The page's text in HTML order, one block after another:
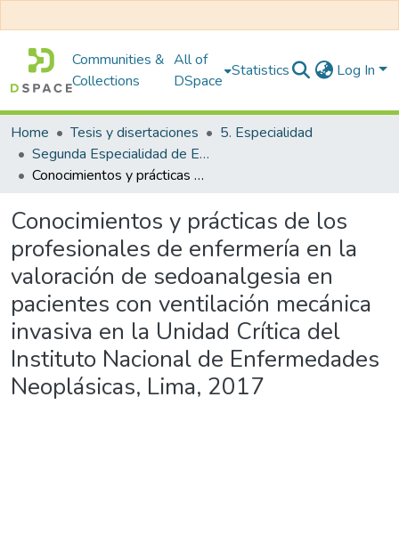
Communities &
Collections
All of
DSpace
Statistics Log In
Home Tesis y disertaciones
5. Especialidad
Segunda Especialidad de Enfermería en Cuidados Intensivos
Conocimientos y prácticas de los profesionales de enfermería en la valoración de sedoanalgesia en pacientes con ventilación mecánica invasiva en la Unidad Crítica del Instituto Nacional de Enfermedades Neoplásicas, Lima, 2017
Conocimientos y prácticas de los
profesionales de enfermería en la
valoración de sedoanalgesia en
pacientes con ventilación mecánica
invasiva en la Unidad Crítica del
Instituto Nacional de Enfermedades
Neoplásicas, Lima, 2017